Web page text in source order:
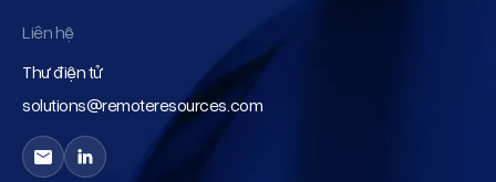
Liên hệ
Thư điện tử
solutions@remoteresources.com